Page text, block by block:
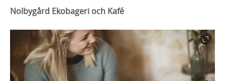
Nolbygård Ekobageri och Kafé